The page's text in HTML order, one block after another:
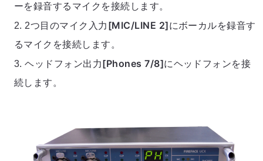
ーを録音するマイクを接続します。
2. 2つ目のマイク入力 [MIC/LINE 2]にボーカルを録音す
るマイクを接続します。
3. ヘッドフォン出力[Phones 7/8]にヘッドフォンを接
続します。